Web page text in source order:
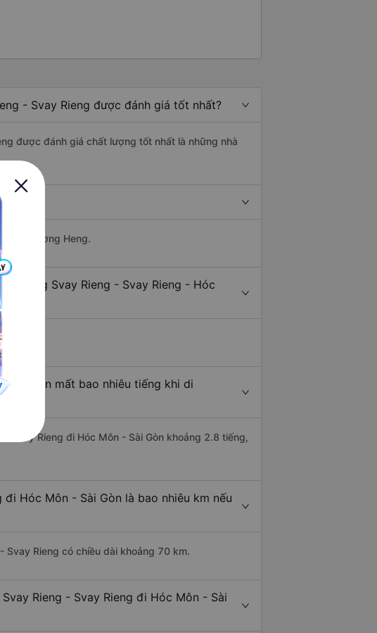
- Svay Rieng được đánh giá tốt nhất?
được đánh giá chất lượng tốt nhất là những nhà
xe Phương Heng.
đường Svay Rieng - Svay Rieng - Hóc
Sài Gòn mất bao nhiêu tiếng khi di
Svay Rieng đi Hóc Môn - Sài Gòn khoảng 2.8 tiếng,
Hóc Môn - Sài Gòn là bao nhiêu km nếu
Svay Rieng có chiều dài khoảng 70 km.
Rieng - Svay Rieng đi Hóc Môn - Sài